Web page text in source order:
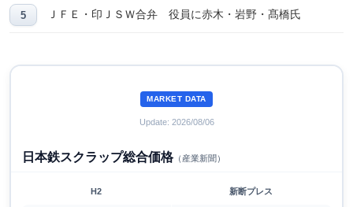
ＪＦＥ・印ＪＳＷ合弁 役員に赤木・岩野・髙橋氏
MARKET DATA
Update: 2026/08/06
日本鉄スクラップ総合価格（産業新聞）
H2 新断プレス